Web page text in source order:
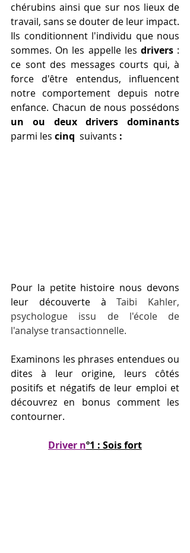
chérubins ainsi que sur nos lieux de
travail, sans se douter de leur impact.
Ils conditionnent l'individu que nous
sommes. On les appelle les drivers :
ce sont des messages courts qui, à
force d'être entendus, influencent
notre comportement depuis notre
parmi les cinq suivants :
Pour la petite histoire nous devons
leur découverte à
Taibi Kahler,
psychologue issu de l'école de
l'analyse transactionnelle.
Examinons les phrases entendues ou
dites à leur origine, leurs côtés
positifs et négatifs de leur emploi et
découvrez en bonus comment les
contourner.
Driver nº1 : Sois fort